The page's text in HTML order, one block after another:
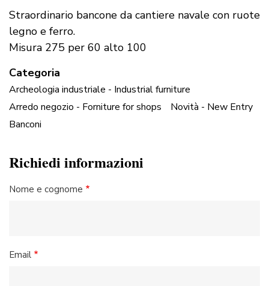
Straordinario bancone da cantiere navale con ruote
legno e ferro.
Misura 275 per 60 alto 100
Categoria
Archeologia industriale - Industrial furniture
Arredo negozio - Forniture for shops
Novità - New Entry
Banconi
Richiedi informazioni
Nome e cognome
Email